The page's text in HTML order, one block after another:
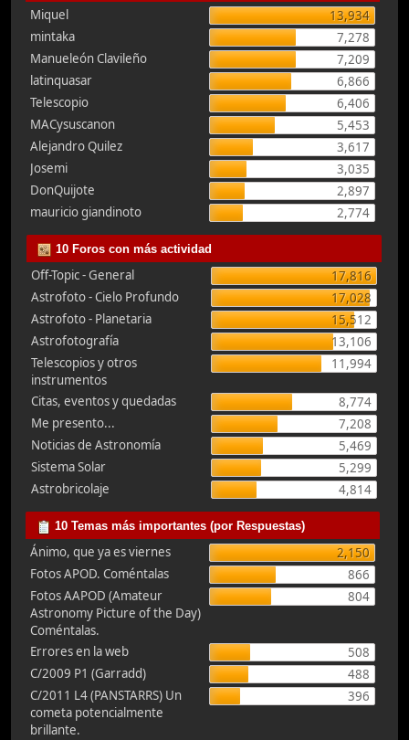
Miquel
13,934
mintaka
7,278
Manueleón Clavileño
7,209
latinquasar
6,866
Telescopio
6,406
MACysuscanon
5,453
Alejandro Quilez
3,617
Josemi
3,035
DonQuijote
2,897
mauricio giandinoto
2,774
10 Foros con más actividad
Off-Topic - General
17,816
Astrofoto - Cielo Profundo
17,028
Astrofoto - Planetaria
15,512
Astrofotografía
13,106
Telescopios y otros
instrumentos
11,994
Citas, eventos y quedadas
8,774
Me presento...
7,208
Noticias de Astronomía
5,469
Sistema Solar
5,299
Astrobricolaje
4,814
10 Temas más importantes (por Respuestas)
Ánimo, que ya es viernes
2,150
Fotos APOD. Coméntalas
866
Fotos AAPOD (Amateur
Astronomy Picture of the Day)
Coméntalas.
804
Errores en la web
508
C/2009 P1 (Garradd)
488
C/2011 L4 (PANSTARRS) Un
cometa potencialmente
brillante.
396